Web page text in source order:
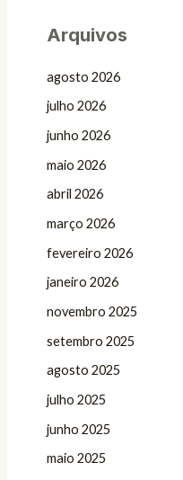
Arquivos
agosto 2026
julho 2026
junho 2026
maio 2026
abril 2026
março 2026
fevereiro 2026
janeiro 2026
novembro 2025
setembro 2025
agosto 2025
julho 2025
junho 2025
maio 2025